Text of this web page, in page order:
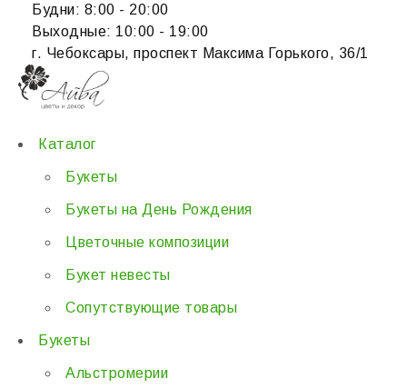
Будни: 8:00 - 20:00
Выходные: 10:00 - 19:00
г. Чебоксары, проспект Максима Горького, 36/1
Каталог
Букеты
Букеты на День Рождения
Цветочные композиции
Букет невесты
Сопутствующие товары
Букеты
Альстромерии